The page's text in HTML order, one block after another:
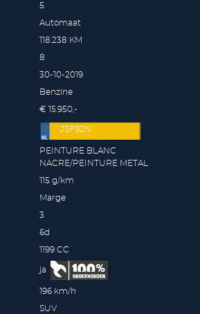
5
Automaat
118.238 KM
8
30-10-2019
Benzine
€ 15.950,-
JSF92N
PEINTURE BLANC
NACRE/PEINTURE METAL
115 g/km
Marge
3
6d
1199 CC
ja
196 km/h
SUV